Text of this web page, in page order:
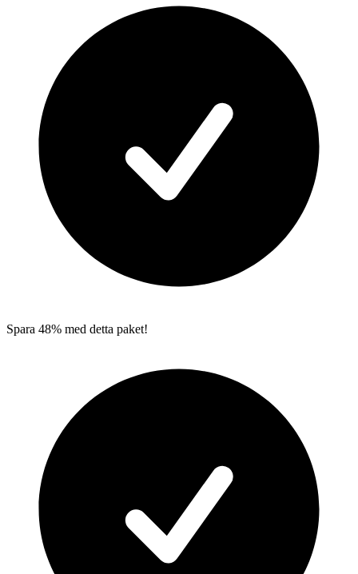
Spara 48% med detta paket!